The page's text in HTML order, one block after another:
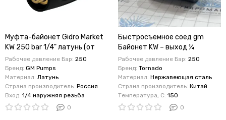
Муфта-байонет Gidro Market
KW 250 bar 1/4" латунь (от
себя )
Рабочее давление Бар: 250
Бренд: GM Pumps
Материал: Латунь
Страна производитель: Россия
Вход: 1/4 наружняя резьба
0
Быстросъемное соед gm
Байонет KW – выход ¼
наружняя резьба (нерж.сталь,
на себя)
Рабочее давление Бар: 250
Бренд: Tornado
Материал: Нержавеющая сталь
Страна производитель: Китай
Температура, C: 150
0